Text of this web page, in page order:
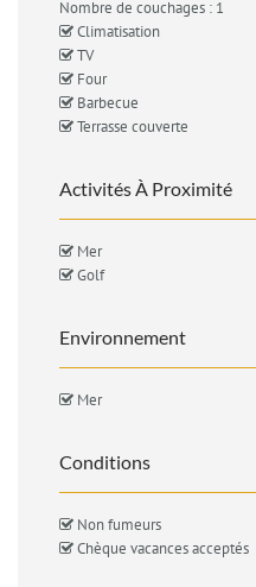
Nombre de couchages : 1
Climatisation
TV
Four
Barbecue
Terrasse couverte
Activités À Proximité
Mer
Golf
Environnement
Mer
Conditions
Non fumeurs
Chèque vacances acceptés